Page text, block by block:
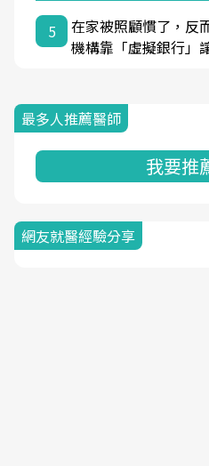
5
在家被照顧慣了，反
機構靠「虛擬銀行」
最多人推薦醫師
我要推
網友就醫經驗分享